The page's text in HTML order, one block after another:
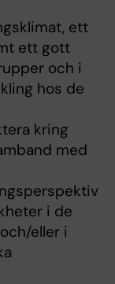
ett
ett gott
och i
hos de
kring
med
i de
eller i